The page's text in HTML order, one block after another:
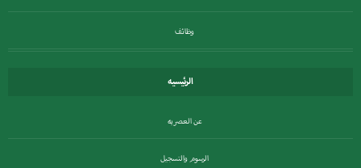
وظائف
الرئيسيه
عن العصريه
الرسوم والتسجيل